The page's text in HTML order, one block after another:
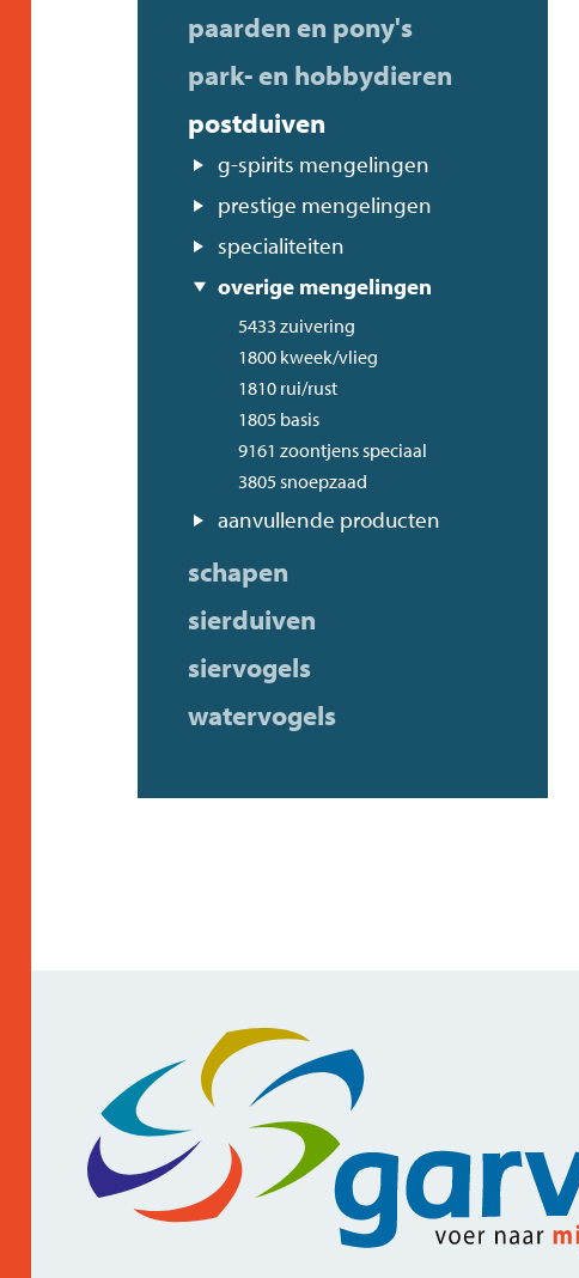
paarden en pony's
park- en hobbydieren
postduiven
g-spirits mengelingen
prestige mengelingen
specialiteiten
overige mengelingen
5433 zuivering
1800 kweek/vlieg
1810 rui/rust
1805 basis
9161 zoontjens speciaal
3805 snoepzaad
aanvullende producten
schapen
sierduiven
siervogels
watervogels